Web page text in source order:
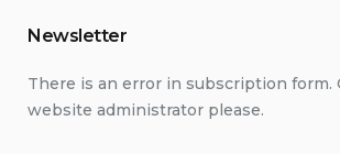
Newsletter
There is an error in subscription form.
website administrator please.